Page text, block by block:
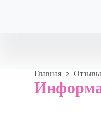
Главная Отзывы